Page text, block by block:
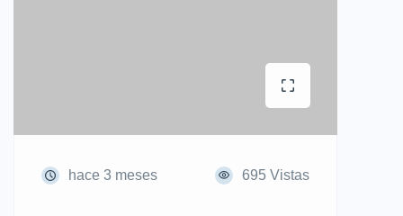
hace 3 meses 695 Vistas